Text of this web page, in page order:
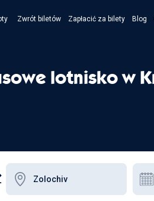
Zwrót biletów Zapłacić za bilety Blog
lotnisko w